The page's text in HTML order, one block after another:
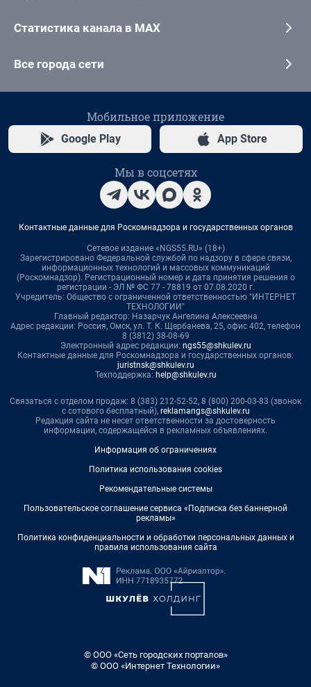
Статистика канала в MAX
Все города сети
Мобильное приложение
Google Play App Store
Мы в соцсетях
Контактные данные для Роскомнадзора и государственных органов
Сетевое издание «NGS55.RU» (18+)
Зарегистрировано Федеральной службой по надзору в сфере связи,
информационных технологий и массовых коммуникаций
(Роскомнадзор). Регистрационный номер и дата принятия решения о
регистрации - ЭЛ № ФС 77 - 78819 от 07.08.2020 г.
Учредитель: Общество с ограниченной ответственностью "ИНТЕРНЕТ
ТЕХНОЛОГИИ"
Главный редактор: Назарчук Ангелина Алексеевна
Адрес редакции: Россия, Омск, ул. Т. К. Щербанева, 25, офис 402, телефон
8 (3812) 38-08-69
Электронный адрес редакции: ngs55@shkulev.ru
Контактные данные для Роскомнадзора и государственных органов:
juristnsk@shkulev.ru
Техподдержка: help@shkulev.ru
Связаться с отделом продаж: 8 (383) 212-52-52, 8 (800) 200-03-83 (звонок
с сотового бесплатный), reklamangs@shkulev.ru
Редакция сайта не несет ответственности за достоверность
информации, содержащейся в рекламных объявлениях.
Информация об ограничениях
Политика использования cookies
Рекомендательные системы
Пользовательское соглашение сервиса «Подписка без баннерной
рекламы»
Политика конфиденциальности и обработки персональных данных и
правила использования сайта
© ООО «Сеть городских порталов»
© ООО «Интернет Технологии»